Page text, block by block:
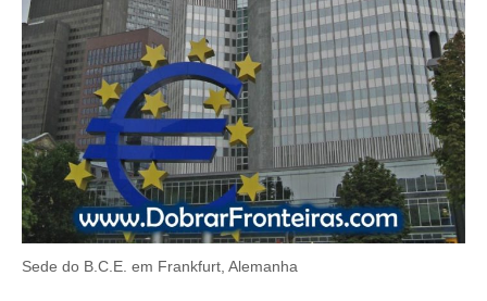
Sede do B.C.E. em Frankfurt, Alemanha